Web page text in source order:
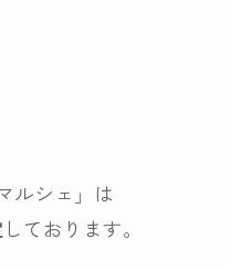
ルシェ」は
しております。